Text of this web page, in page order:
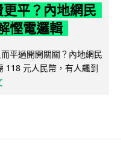
平？內地網民
慳電邏輯
平過開開關關？內地網民
118 元人民幣，有人飆到